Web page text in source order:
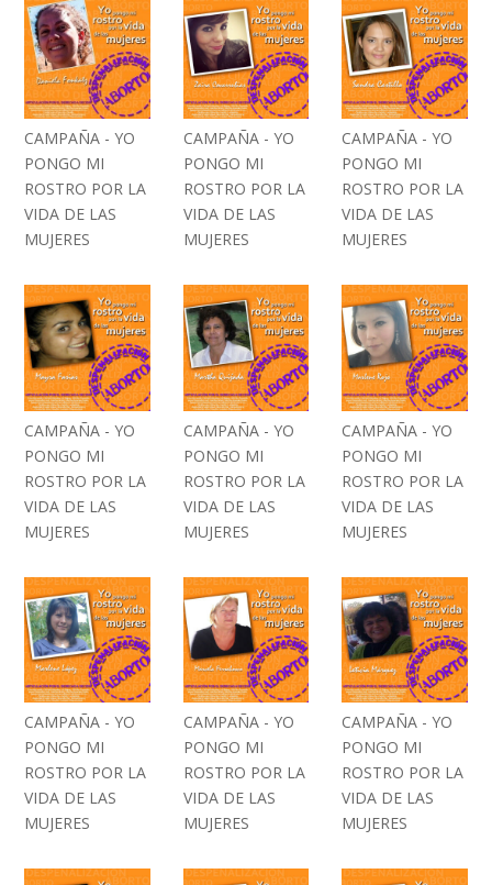
CAMPAÑA - YO
PONGO MI
ROSTRO POR LA
VIDA DE LAS
MUJERES
CAMPAÑA - YO
PONGO MI
ROSTRO POR LA
VIDA DE LAS
MUJERES
CAMPAÑA - YO
PONGO MI
ROSTRO POR LA
VIDA DE LAS
MUJERES
CAMPAÑA - YO
PONGO MI
ROSTRO POR LA
VIDA DE LAS
MUJERES
CAMPAÑA - YO
PONGO MI
ROSTRO POR LA
VIDA DE LAS
MUJERES
CAMPAÑA - YO
PONGO MI
ROSTRO POR LA
VIDA DE LAS
MUJERES
CAMPAÑA - YO
PONGO MI
ROSTRO POR LA
VIDA DE LAS
MUJERES
CAMPAÑA - YO
PONGO MI
ROSTRO POR LA
VIDA DE LAS
MUJERES
CAMPAÑA - YO
PONGO MI
ROSTRO POR LA
VIDA DE LAS
MUJERES